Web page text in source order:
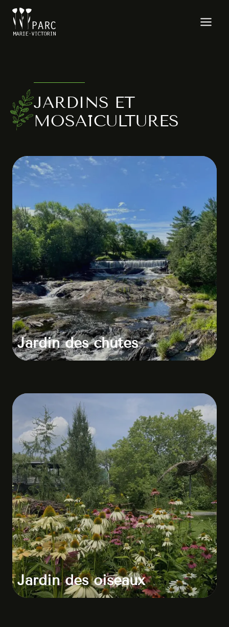
Aller
contenu
JARDINS ET
MOSAÏCULTURES
Jardin des chutes
Jardin des oiseaux